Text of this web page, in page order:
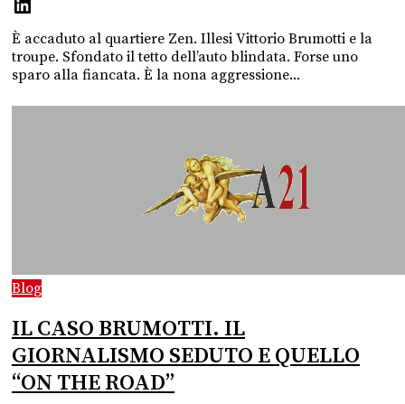
È accaduto al quartiere Zen. Illesi Vittorio Brumotti e la
troupe. Sfondato il tetto dell’auto blindata. Forse uno
sparo alla fiancata. È la nona aggressione...
Blog
IL CASO BRUMOTTI. IL
GIORNALISMO SEDUTO E QUELLO
“ON THE ROAD”